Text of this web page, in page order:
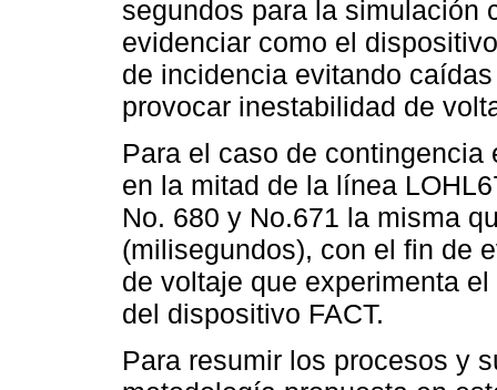
segundos para la simulación
evidenciar como el
de incidencia evitando
provocar inestabilidad de
Para el caso de
en la mitad de la línea
No. 680 y No.671 la misma
(milisegundos), con el fin de
de voltaje que experimenta
del dispositivo FACT.
Para resumir los procesos y